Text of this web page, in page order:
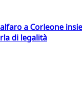
a Corleone
di legalità